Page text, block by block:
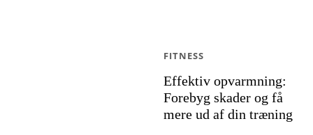
Effektiv opvarmning:
Forebyg skader og få
mere ud af din træning
FITNESS